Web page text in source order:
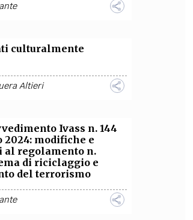
culturalmente
Altieri
Ivass n. 144
2024: modifiche e
al regolamento n.
di riciclaggio e
del terrorismo